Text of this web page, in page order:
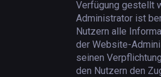
Verfügung gestellt
Administrator ist
Nutzern alle
der Website-
seinen
den Nutzern den